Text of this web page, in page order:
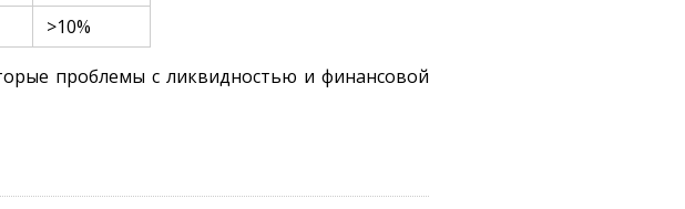
>10%
проблемы с ликвидностью и финансовой